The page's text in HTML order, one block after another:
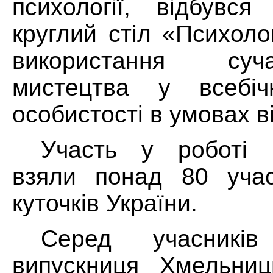
психології, відбувся
круглий стіл
використання
мистецтва у
особистості в умовах
Участь у роботі
взяли понад 80
куточків України.
Серед
випускниця